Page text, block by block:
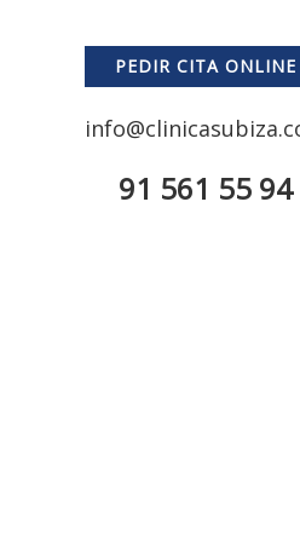
PEDIR CITA ONLINE
91 561 55 94